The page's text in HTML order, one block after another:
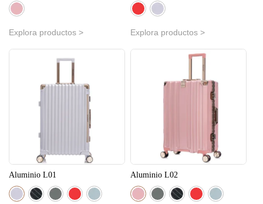
Explora productos > Explora productos >
Aluminio L01 Aluminio L02